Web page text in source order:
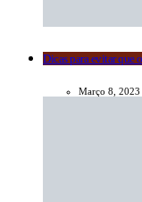
Dicas para evitar que
Março 8, 2023